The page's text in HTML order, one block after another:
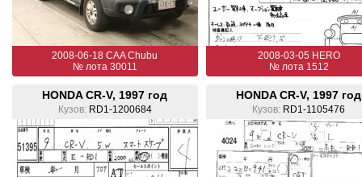
2008-06-18 CAA Chubu
№ лота 30011
2008-03-05 HERO
№ лота 1512
HONDA CR-V, 1997 год
Кузов: RD1-1200684
HONDA CR-V, 1997 год
Кузов: RD1-1105476